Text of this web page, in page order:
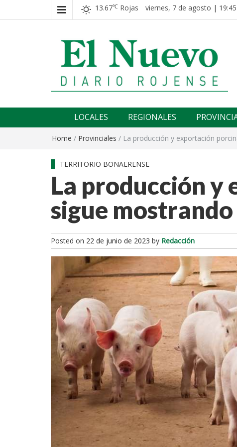
13.67℃ Rojas viernes, 7 de agosto |
El nuevo rojense
LOCALES REGIONALES
Home / Provinciales / La producción y exportación
TERRITORIO BONAERENSE
La producción y
sigue
Posted on 22 de junio de 2023 by Redacción